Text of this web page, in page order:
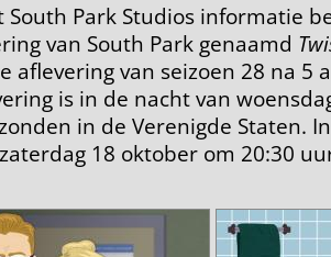
South Park Studios informatie
van South Park genaamd
aflevering van seizoen 28 na 5
is in de nacht van
in de Verenigde Staten.
18 oktober om 20:30